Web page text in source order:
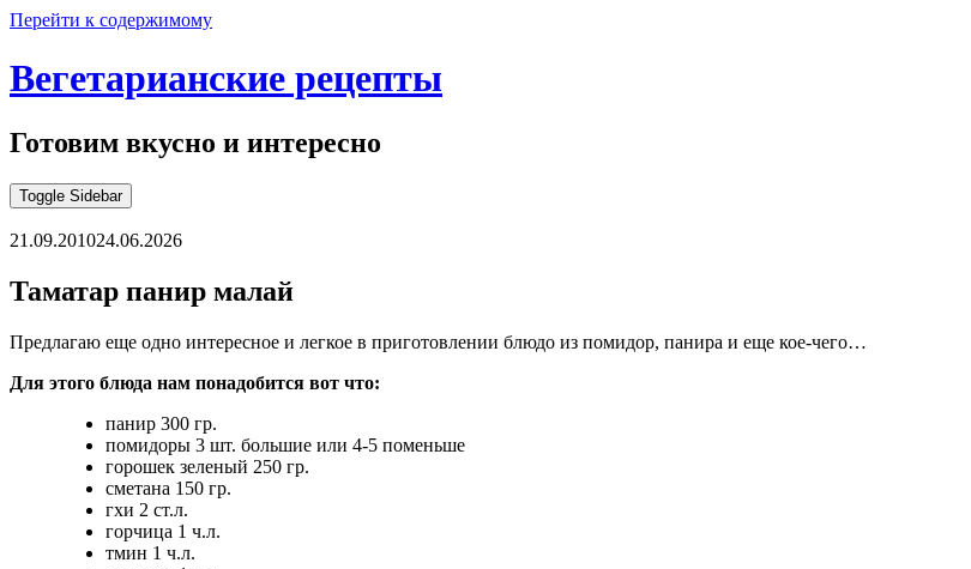
Перейти к содержимому
Вегетарианские рецепты
Готовим вкусно и интересно
Toggle Sidebar
21.09.201024.06.2026
Таматар панир малай
Предлагаю еще одно интересное и легкое в приготовлении блюдо из помидор, панира и еще кое-чего…
Для этого блюда нам понадобится вот что:
панир 300 гр.
помидоры 3 шт. большие или 4-5 поменьше
горошек зеленый 250 гр.
сметана 150 гр.
гхи 2 ст.л.
горчица 1 ч.л.
тмин 1 ч.л.